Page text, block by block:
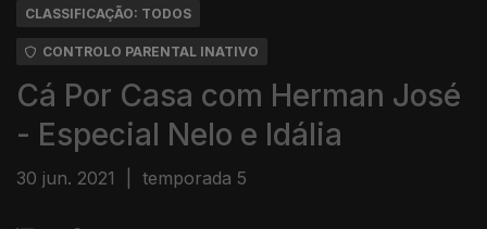
CLASSIFICAÇÃO: TODOS
CONTROLO PARENTAL INATIVO
Cá Por Casa com Herman José
- Especial Nelo e Idália
30 jun. 2021 temporada 5